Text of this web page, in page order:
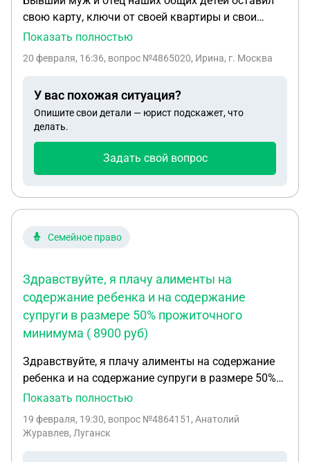
свою карту, ключи от своей квартиры и свои
документы своей тёте. Но просил денежными
передать мне, чтобы я могла там с детьми
ему на счёт приостановлена, но там есть сумма
денег. Законно ли будет тёте брать для себя эти
средства с его карты?Доверенности на карту и
Показать полностью
20 февраля, 16:36, вопрос №4865020, Ирина, г. Москва
У вас похожая ситуация?
Опишите свои детали — юрист подскажет, что
делать.
Задать свой вопрос
Семейное право
Здравствуйте, я плачу алименты на
содержание ребенка и на содержание
супруги в размере 50% прожиточного
минимума ( 8900 руб)
Здравствуйте, я плачу алименты на содержание
ребенка и на содержание супруги в размере 50%
прожиточного минимума ( 8900 руб) . Мое
работы . В данный момент как безработный
Показать полностью
19 февраля, 19:30, вопрос №4864151, Анатолий
Журавлев, Луганск